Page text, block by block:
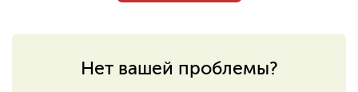
Нет вашей проблемы?